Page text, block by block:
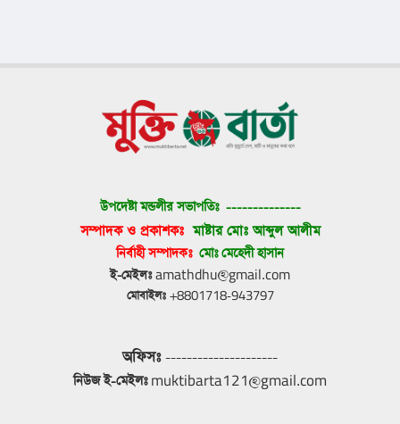
উপদেষ্টা মন্ডলীর সভাপতিঃ --------------
সম্পাদক ও প্রকাশকঃ মাষ্টার মোঃ আব্দুল আলীম
নির্বাহী সম্পাদকঃ মোঃ মেহেদী হাসান
ই-মেইলঃ amathdhu@gmail.com
মোবাইলঃ +8801718-943797
অফিসঃ ---------------------
নিউজ ই-মেইলঃ muktibarta121@gmail.com